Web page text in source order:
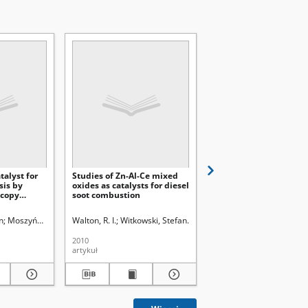
for
by
Moszyński, Dariusz Dłużewska, Magdalena Rudziński, Władysław. Red.
Studies of Zn-Al-Ce mixed
oxides as catalysts for diesel
soot combustion
Walton, R. I. Witkowski, Stefan
2010
artykuł